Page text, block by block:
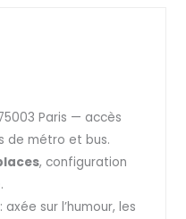
Paris — accès
de métro et bus.
, configuration
axée sur l’humour, les